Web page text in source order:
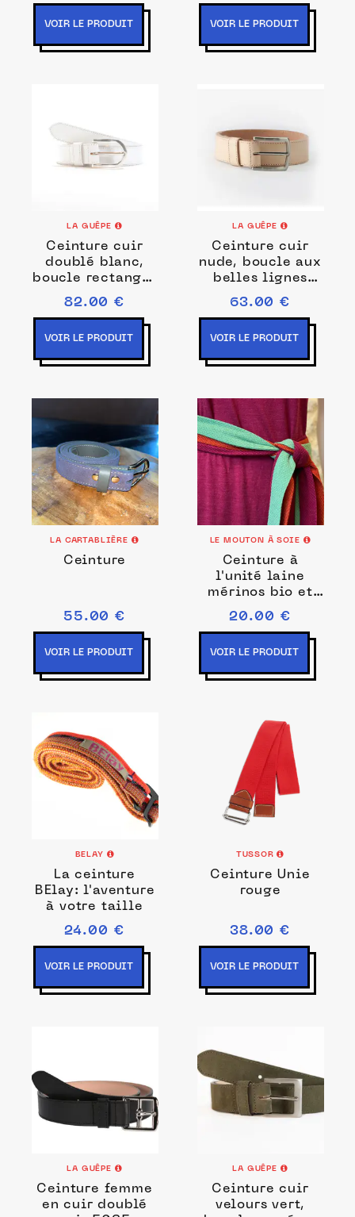
VOIR LE PRODUIT VOIR LE PRODUIT
LA GUÊPE
Ceinture cuir
doublé blanc,
boucle rectangle
acier poli 5029
82.00 €
VOIR LE PRODUIT
LA GUÊPE
Ceinture cuir
nude, boucle aux
belles lignes
courbes - 8065
63.00 €
VOIR LE PRODUIT
LA CARTABLIÈRE
Ceinture
55.00 €
VOIR LE PRODUIT
LE MOUTON À SOIE
Ceinture à
l'unité laine
mérinos bio et
soie
20.00 €
VOIR LE PRODUIT
BELAY
La ceinture
BElay: l'aventure
à votre taille
24.00 €
VOIR LE PRODUIT
TUSSOR
Ceinture Unie
rouge
38.00 €
VOIR LE PRODUIT
LA GUÊPE
Ceinture femme
en cuir doublé
LA GUÊPE
Ceinture cuir
velours vert,